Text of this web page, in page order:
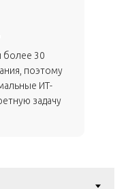
более 30
поэтому
ИТ-
задачу